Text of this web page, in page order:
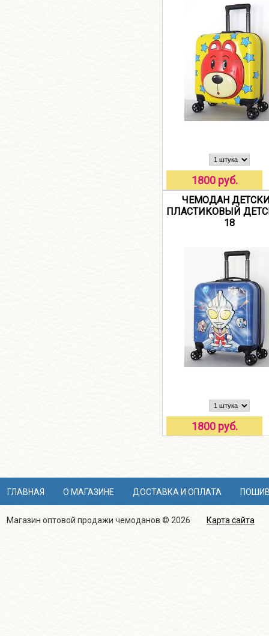
1800 руб.
ЧЕМОДАН
ПЛАСТИКОВЫЙ
18
1800 руб.
ГЛАВНАЯ О МАГАЗИНЕ ДОСТАВКА И ОПЛАТА
Магазин оптовой продажи чемоданов © 2026 Карта сайта